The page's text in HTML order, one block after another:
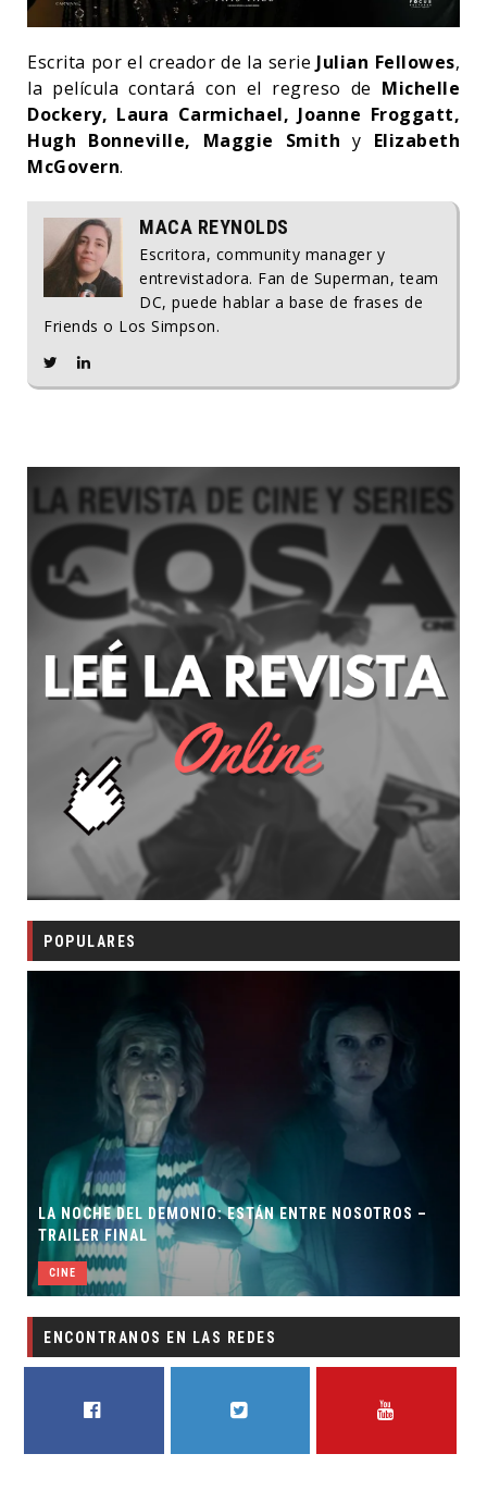
Escrita por el creador de la serie Julian Fellowes,
la película contará con el regreso de Michelle
Dockery, Laura Carmichael, Joanne Froggatt,
Hugh Bonneville, Maggie Smith y Elizabeth
McGovern.
MACA REYNOLDS
Escritora, community manager y
entrevistadora. Fan de Superman, team
DC, puede hablar a base de frases de
Friends o Los Simpson.
POPULARES
ENTRE NOSOTROS –
ORLANDO BLOOM AFIRMA
BATMAN
ENCONTRANOS EN LAS REDES